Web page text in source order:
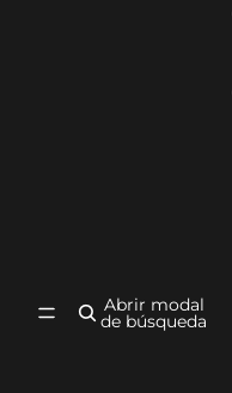
Abrir modal
de búsqueda